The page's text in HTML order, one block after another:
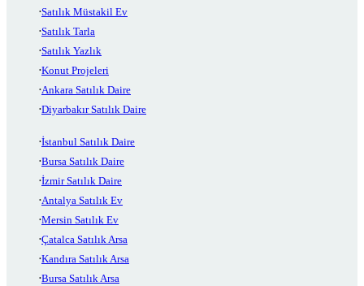
Satılık Müstakil Ev
Satılık Tarla
Satılık Yazlık
Konut Projeleri
Ankara Satılık Daire
Diyarbakır Satılık Daire
İstanbul Satılık Daire
Bursa Satılık Daire
İzmir Satılık Daire
Antalya Satılık Ev
Mersin Satılık Ev
Çatalca Satılık Arsa
Kandıra Satılık Arsa
Bursa Satılık Arsa